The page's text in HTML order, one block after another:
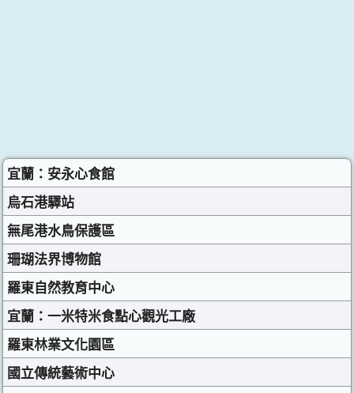
宜蘭：安永心食館
烏石港驛站
無尾港水鳥保護區
珊瑚法界博物館
羅東自然教育中心
宜蘭：一米特米食點心觀光工廠
羅東林業文化園區
國立傳統藝術中心